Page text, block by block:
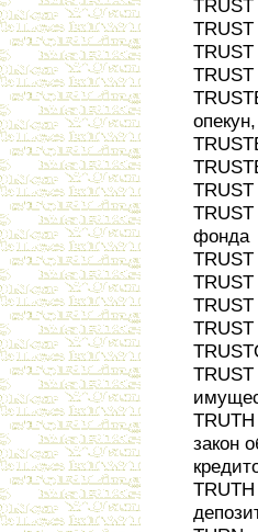
фонда
TRUST
TRUST
закон